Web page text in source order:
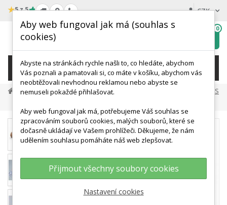
★5 z 5 CZK
wishlist
0
KATEGORIE
Medicínská Simulace A Výcvik
Základní Resuscitace BLS
Aby web fungoval jak má (souhlas s
cookies)
Abyste na stránkách rychle našli to, co hledáte, abychom
Vás poznali a pamatovali si, co máte v košíku, abychom vás
neobtěžovali nevhodnou reklamou nebo abyste se
nemuseli pokaždé přihlašovat.
Aby web fungoval jak má, potřebujeme Váš souhlas se
zpracováním souborů cookies, malých souborů, které se
dočasně ukládají ve Vašem prohlížeči. Děkujeme, že nám
udělením souhlasu pomáháte náš web zlepšovat.
Přijmout všechny soubory cookies
Nastavení cookies